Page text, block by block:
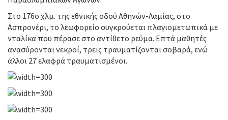
Στο 176ο χλμ. της εθνικής οδού Αθηνών-Λαμίας, στο
Ασπρονέρι, το λεωφορείο συγκρούεται πλαγιομετωπικά με
νταλίκα που πέρασε στο αντίθετο ρεύμα. Επτά μαθητές
ανασύρονται νεκροί, τρεις τραυματίζονται σοβαρά, ενώ
άλλοι 27 ελαφρά τραυματισμένοι.